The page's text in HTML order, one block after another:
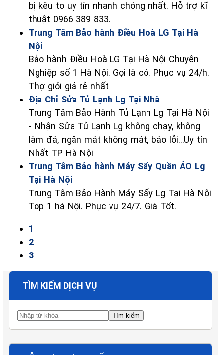
bị kêu to uy tín nhanh chóng nhất. Hỗ trợ kĩ
thuật 0966 389 833.
Trung Tâm Bảo hành Điều Hoà LG Tại Hà
Nội
Bảo hành Điều Hoà LG Tại Hà Nội Chuyên
Nghiệp số 1 Hà Nội. Gọi là có. Phục vụ 24/h.
Thợ giỏi giá rẻ nhất
Địa Chỉ Sửa Tủ Lạnh Lg Tại Nhà
Trung Tâm Bảo Hành Tủ Lạnh Lg Tại Hà Nội
- Nhận Sửa Tủ Lạnh Lg không chạy, không
làm đá, ngăn mát không mát, báo lỗi...Uy tín
Nhất TP Hà Nội
Trung Tâm Bảo hành Máy Sấy Quần ÁO Lg
Tại Hà Nội
Trung Tâm Bảo Hành Máy Sấy Lg Tại Hà Nội
Top 1 hà Nội. Phục vụ 24/7. Giá Tốt.
1
2
3
TÌM KIẾM DỊCH VỤ